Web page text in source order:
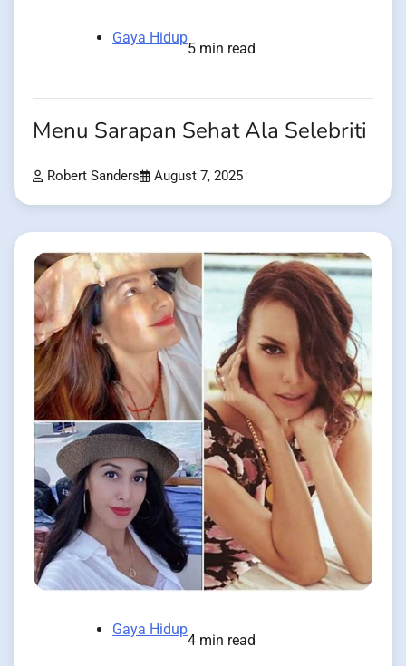
Gaya Hidup
5 min read
Menu Sarapan Sehat Ala Selebriti
Robert Sanders August 7, 2025
Gaya Hidup
4 min read